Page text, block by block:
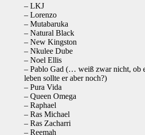
– LKJ
– Lorenzo
– Mutabaruka
– Natural Black
– New Kingston
– Nkulee Dube
– Noel Ellis
– Pablo Gad (… weiß zwar nicht, ob
leben sollte er aber noch?)
– Pura Vida
– Queen Omega
– Raphael
– Ras Michael
– Ras Zacharri
– Reemah